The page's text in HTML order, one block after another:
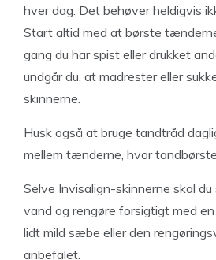
hver dag. Det behøver heldigvis
Start altid med at børste
gang du har spist eller drukket
undgår du, at madrester eller
skinnerne.
Husk også at bruge tandtråd
mellem tænderne, hvor
Selve Invisalign-skinnerne skal
vand og rengøre forsigtigt med
lidt mild sæbe eller den
anbefalet.